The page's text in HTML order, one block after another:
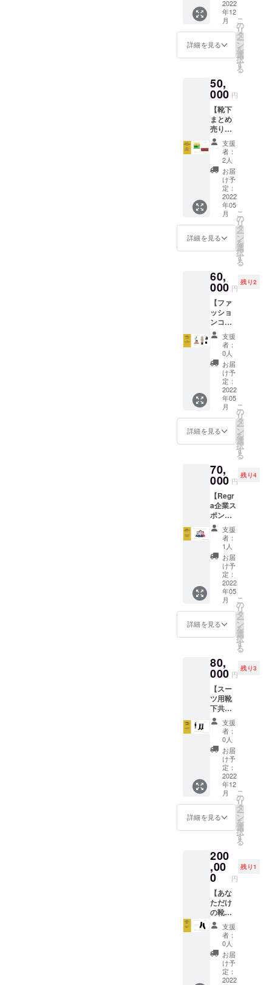
て頂き
ます。3
月以降
案内に
なりま
個人面
談や子
守りま
で、あ
らゆる
円で対
応しま
す！ ・
内容や
日程は
要相談
となり
ます。
〈2022
年2月〜
2022年
12月〉
・稼働
時間は
9:00〜
18時で
す。 ▼
相談
は、ク
ラウド
ファン
ディン
グ終了
後、ご
登録頂
いてい
るメー
ルアド
レス宛
にご連
絡させ
て頂き
・レン
タルに
や宿泊
費等は
別途頂
戴いた
しま
す。 ・
法令、
公序良
俗に反
する行
為はお
断りさ
せて頂
きま
す。 ・
する際
は、公
いさせ
て頂き
ます。
・備考
欄に、
お名前
（漢字/
カタカ
ナフル
ネー
ム）の
記入を
お願い
いたし
ます。
次回の
靴下の
デザイ
ンの足
裏に好
きなテ
キスト
②テキ
ストに
込めた
思い
を、一
つのイ
ンスタ
グラム
の投稿
として
紹介さ
せて頂
きま
す。 ▼
詳細 ・
次回の
Regra
（靴を
履いた
ら全く
見えな
い部
分）に
好きな
文を入
れて頂
きま
す。 ・
入れる
テキス
トにつ
いての1
度目の
相談期
2022年
4月）の
間で行
わさせ
て頂き
ます。
▼注意
・今回
Regra
の靴下
に入れ
られる
訳では
ありま
で、ご
注意下
欄にお
名前
（漢字/
カタカ
ナフル
ネー
ム）の
ご記入
を宜し
くお願
い致し
ます。
・内容
や日程
の相談
ラウド
ファン
後、ご
登録頂
いてい
るメー
ルアド
レス宛
にご連
絡させ
て頂き
ます。
・次回
の靴下
は最大5
2022
年12
月
詳細を見る
こ
の
リ
タ
ー
ン
を
選
択
す
る
50,
000 円
【靴下
まとめ
売り】
▼内容
①Regr
aの靴下
を5色×2
サイズ
×5つず
つの計
50足ま
とめ売
り ②二
次販売
をして
頂く事
のこと
をSNS
の投稿
にて紹
介（月
一）、
HPにて
紹介記
事作成
▼詳細
Regra
の靴下
を店舗
に置い
て頂け
れば、
事を作
成させ
て頂き
ます。
・有効
期間は
（2022
年5月〜
2023年
4月）の
1年間と
させて
頂きま
す。 ・
備考欄
に、法
人・企
入を宜
しくお
願い致
しま
す。
▼注意
もちろ
んニ次
販売用
ではな
く、複
数名の
方々と
分ける
用とし
入頂く
ことも
支援
者：
2人
お届
け予
定：
2022
年05
月
詳細を見る
こ
の
リ
タ
ー
ン
を
選
択
す
る
60,
000 円
残り2
【ファ
ッショ
ンコン
サル】
▼内容
①イ
メージ
に合わ
せて、
髪型、
服、ズ
ボン、
靴を一
緒に買
いに行
きま
好きな
色の靴
下一足
付き ③
ファッ
ション
に関す
る相談
を全般
個人に
て受け
付けま
す。
（期間
は3ヶ月
間） ④
全5回の
修開催
▼詳細
・髪
型、
服、ズ
ボン、
靴下、
靴の合
わせ
方、ア
クセサ
リー、
化粧
品、整
髪料紹
介、ド
ライ
表吉村
なりの
垢抜け
術を全
てお伝
えしま
す。 ・
zoomや
実際に
お会い
して、
満足す
るまで
垢抜け
支援
者：
0人
お届
け予
定：
2022
年05
月
詳細を見る
こ
の
リ
タ
ー
ン
を
選
択
す
る
70,
000 円
残り4
【Regr
a企業ス
ポン
サー】
▼内容
靴下ブ
ラン
ド"Reg
ra（リ
ラ）"の
企業ス
ポン
サー企
業とし
て下記
スを提
供しま
す。
①HPス
ポン
サーロ
ゴ掲載
②SNS
にてス
ポン
サー企
業紹介
（月1）
③HPに
て企業
紹介記
事作成
のスポ
ンサー
になっ
て頂く
こと
で、企
業の広
報活動
に貢献
しま
す。 ・
有効期
間は
（2022
支援
者：
1人
お届
け予
定：
2022
年05
月
詳細を見る
こ
の
リ
タ
ー
ン
を
選
択
す
る
80,
000 円
残り3
【スー
ツ用靴
下共同
開発】
▼内容
①スー
ツに合
う靴下
のデザ
イン、
素材を
複数人
（参加
者は最
大3名）
で開発
した靴
下を100
足以上
ご提供※
詳しく
は注意
欄をご
覧下さ
い ③
スーツ
用の靴
下を販
売する
方を
支援
者：
0人
お届
け予
定：
2022
年12
月
詳細を見る
こ
の
リ
タ
ー
ン
を
選
択
す
る
200
,00
0 円
残り1
【あな
ただけ
の靴下
を一緒
に作り
ましょ
う】 ▼
内容 ①
完全オ
リジナ
支援
者：
0人
お届
け予
定：
2022